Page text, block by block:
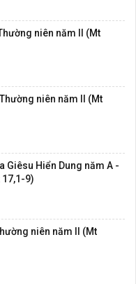
niên năm II (Mt
niên năm II (Mt
Giêsu Hiển Dung năm A -
17,1-9)
niên năm II (Mt